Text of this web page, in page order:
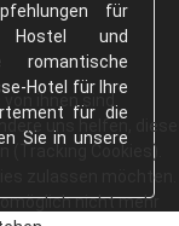
für
Hostel und
romantische
Hotel für Ihre
für die
Sie in unsere
ihnen sind
uns helfen, diese
(Tracking Cookies).
zulassen möchten.
nicht mehr